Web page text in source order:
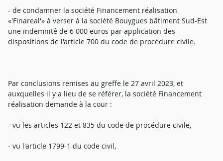
- de condamner la société Financement réalisation
«'Finareal'» à verser à la société Bouygues bâtiment Sud-Est
une indemnité de 6 000 euros par application des
dispositions de l'article 700 du code de procédure civile.
Par conclusions remises au greffe le 27 avril 2023, et
auxquelles il y a lieu de se référer, la société Financement
réalisation demande à la cour :
- vu les articles 122 et 835 du code de procédure civile,
- vu l'article 1799-1 du code civil,